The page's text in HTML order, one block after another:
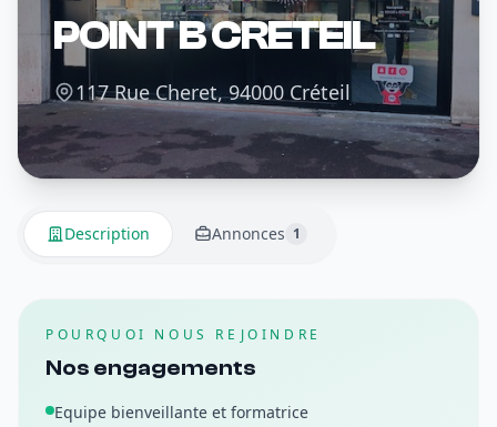
POINT B CRETEIL
117 Rue Cheret, 94000 Créteil
Description Annonces 1
POURQUOI NOUS REJOINDRE
Nos engagements
Equipe bienveillante et formatrice